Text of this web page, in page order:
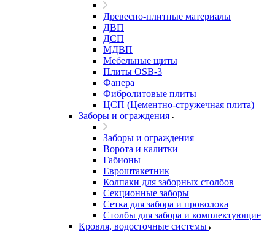
Древесно-плитные материалы
ДВП
ДСП
МДВП
Мебельные щиты
Плиты OSB-3
Фанера
Фибролитовые плиты
ЦСП (Цементно-стружечная плита)
Заборы и ограждения
Заборы и ограждения
Ворота и калитки
Габионы
Евроштакетник
Колпаки для заборных столбов
Секционные заборы
Сетка для забора и проволока
Столбы для забора и комплектующие
Кровля, водосточные системы